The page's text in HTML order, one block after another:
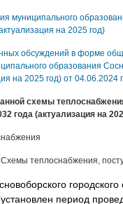
муниципального
на 2025 год)
обсуждений в форме
образования
на 2025 год) от 04.06.2024
схемы
года (актуализация на
Схемы теплоснабжения,
период